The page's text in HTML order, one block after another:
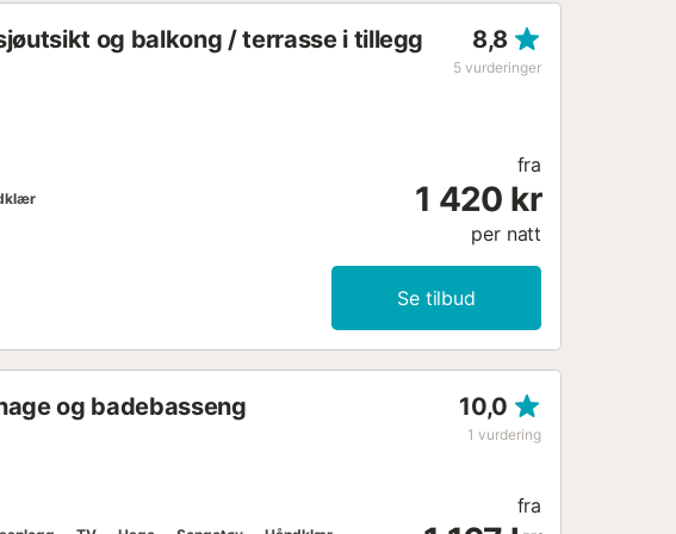
og balkong / terrasse i tillegg
8,8
5 vurderinger
fra
1 420 kr
per natt
Se tilbud
og badebasseng 10,0
1 vurdering
fra